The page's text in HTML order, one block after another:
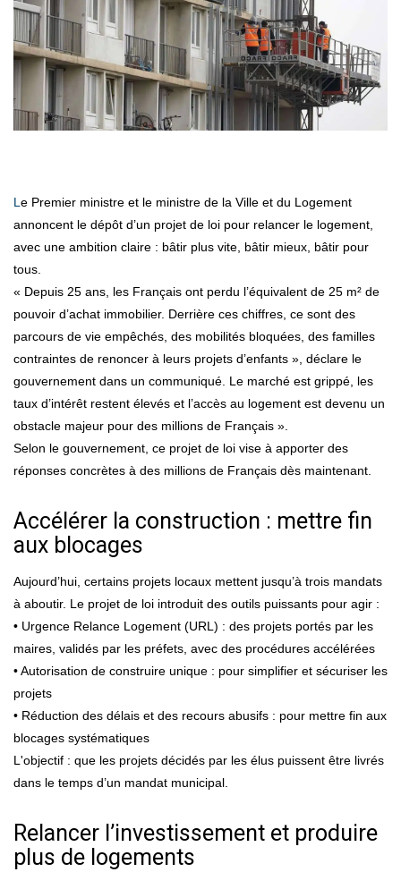
Le Premier ministre et le ministre de la Ville et du Logement
annoncent le dépôt d’un projet de loi pour relancer le logement,
avec une ambition claire : bâtir plus vite, bâtir mieux, bâtir pour
tous.
« Depuis 25 ans, les Français ont perdu l’équivalent de 25 m² de
pouvoir d’achat immobilier. Derrière ces chiffres, ce sont des
parcours de vie empêchés, des mobilités bloquées, des familles
contraintes de renoncer à leurs projets d’enfants », déclare le
gouvernement dans un communiqué. Le marché est grippé, les
taux d’intérêt restent élevés et l’accès au logement est devenu un
obstacle majeur pour des millions de Français ».
Selon le gouvernement, ce projet de loi vise à apporter des
réponses concrètes à des millions de Français dès maintenant.
Accélérer la construction : mettre fin
aux blocages
Aujourd’hui, certains projets locaux mettent jusqu’à trois mandats
à aboutir. Le projet de loi introduit des outils puissants pour agir :
• Urgence Relance Logement (URL) : des projets portés par les
maires, validés par les préfets, avec des procédures accélérées
• Autorisation de construire unique : pour simplifier et sécuriser les
projets
• Réduction des délais et des recours abusifs : pour mettre fin aux
blocages systématiques
L'objectif : que les projets décidés par les élus puissent être livrés
dans le temps d’un mandat municipal.
Relancer l’investissement et produire
plus de logements